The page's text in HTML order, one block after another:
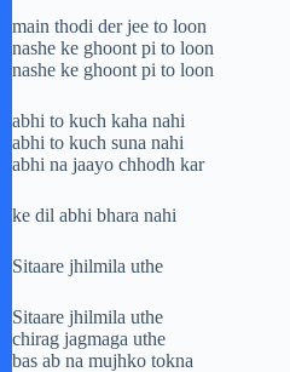
main thodi der jee to loon
nashe ke ghoont pi to loon
nashe ke ghoont pi to loon
abhi to kuch kaha nahi
abhi to kuch suna nahi
abhi na jaayo chhodh kar
ke dil abhi bhara nahi
Sitaare jhilmila uthe
Sitaare jhilmila uthe
chirag jagmaga uthe
bas ab na mujhko tokna